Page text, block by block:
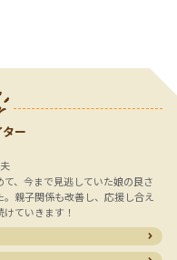
ター
、今まで見逃していた娘の良さ
。親子関係も改善し、応援し合え
ていきます！